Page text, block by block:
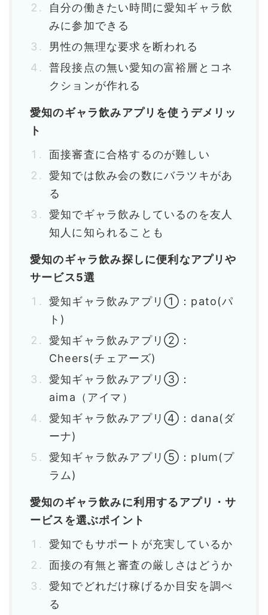
自分の働きたい時間に愛知ギャラ飲
みに参加できる
男性の無理な要求を断われる
普段接点の無い愛知の富裕層とコネ
クションが作れる
愛知のギャラ飲みアプリを使うデメリッ
ト
面接審査に合格するのが難しい
愛知では飲み会の数にバラツキがあ
る
愛知でギャラ飲みしているのを友人
知人に知られることも
愛知のギャラ飲み探しに便利なアプリや
サービス5選
愛知ギャラ飲みアプリ①：pato(パ
ト)
愛知ギャラ飲みアプリ②：
Cheers(チェアーズ)
愛知ギャラ飲みアプリ③：
aima（アイマ）
愛知ギャラ飲みアプリ④：dana(ダ
ーナ)
愛知ギャラ飲みアプリ⑤：plum(プ
ラム)
愛知のギャラ飲みに利用するアプリ・サ
ービスを選ぶポイント
愛知でもサポートが充実しているか
面接の有無と審査の厳しさはどうか
愛知でどれだけ稼げるか目安を調べ
る